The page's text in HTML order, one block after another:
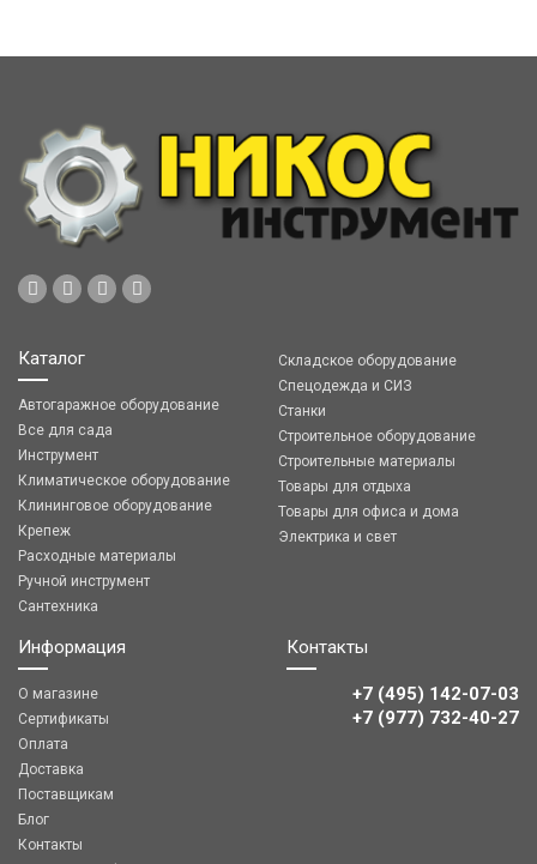
Каталог
Автогаражное оборудование
Все для сада
Инструмент
Климатическое оборудование
Клининговое оборудование
Крепеж
Расходные материалы
Ручной инструмент
Сантехника
Складское оборудование
Спецодежда и СИЗ
Станки
Строительное оборудование
Строительные материалы
Товары для отдыха
Товары для офиса и дома
Электрика и свет
Информация
О магазине
Сертификаты
Оплата
Доставка
Поставщикам
Блог
Контакты
Контакты
+7 (495) 142-07-03
‎‎+7 (977) 732-40-27